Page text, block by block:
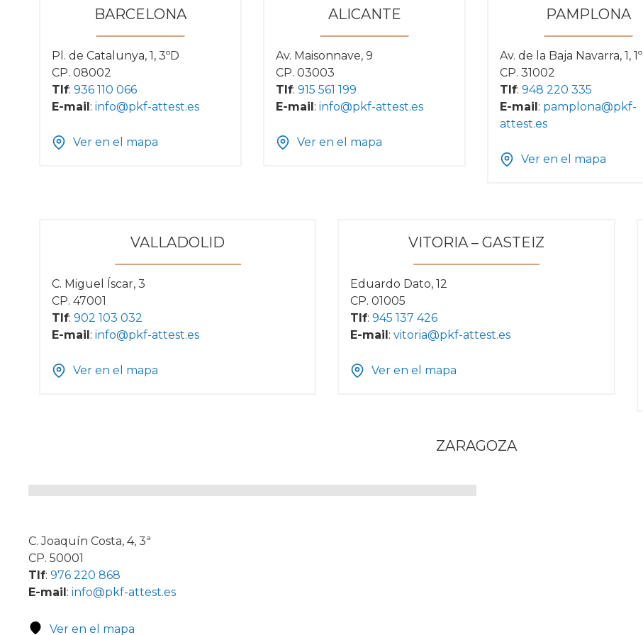
BARCELONA
Pl. de Catalunya, 1, 3ºD
CP. 08002
Tlf: 936 110 066
E-mail: info@pkf-attest.es
Ver en el mapa
ALICANTE
Av. Maisonnave, 9
CP. 03003
Tlf: 915 561 199
E-mail: info@pkf-attest.es
Ver en el mapa
PAMPLONA
Av. de la Baja Navarra, 1, 1º
CP. 31002
Tlf: 948 220 335
E-mail: pamplona@pkf-
attest.es
Ver en el mapa
VALLADOLID
C. Miguel Íscar, 3
CP. 47001
Tlf: 902 103 032
E-mail: info@pkf-attest.es
Ver en el mapa
VITORIA – GASTEIZ
Eduardo Dato, 12
CP. 01005
Tlf:945 137 426
E-mail:vitoria@pkf-attest.es
Ver en el mapa
ZARAGOZA
C. Joaquín Costa, 4, 3ª
CP. 50001
Tlf: 976 220 868
E-mail: info@pkf-attest.es
Ver en el mapa